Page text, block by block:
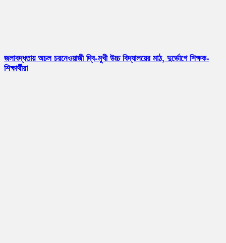
জলাবদ্ধতায় অচল চরনেওয়াজী দ্বি-মুখী উচ্চ বিদ্যালয়ের মাঠ, দুর্ভোগে শিক্ষক-
শিক্ষার্থীরা